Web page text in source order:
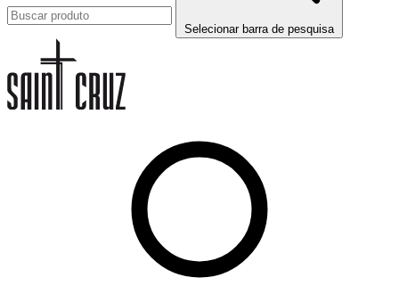
Selecionar barra de pesquisa